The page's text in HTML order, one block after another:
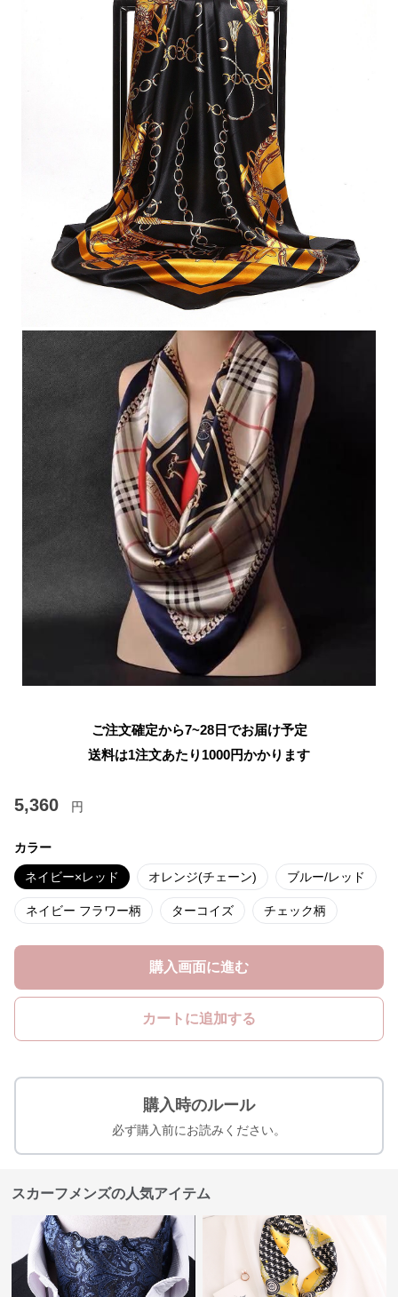
ご注文確定から7~28日でお届け予定
送料は1注文あたり 1000円かかります
5,360 円
カラー
ネイビー×レッド オレンジ(チェーン) ブルー/レッド
ネイビー フラワー柄 ターコイズ チェック柄
購入画面に進む
カートに追加する
購入時のルール
必ず購入前にお読みください。
スカーフメンズの人気アイテム